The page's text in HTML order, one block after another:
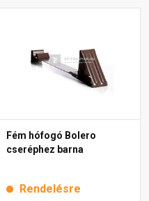
Fém hófogó Bolero
cseréphez barna
Rendelésre